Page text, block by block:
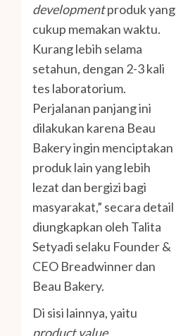
developmentproduk yang
cukup memakan waktu.
Kurang lebih selama
setahun, dengan 2-3 kali
tes laboratorium.
Perjalanan panjang ini
dilakukan karena Beau
Bakery ingin menciptakan
produk lain yang lebih
lezat dan bergizi bagi
masyarakat,” secara detail
diungkapkan oleh Talita
Setyadi selaku Founder &
CEO Breadwinner dan
Beau Bakery.
Di sisi lainnya, yaitu
product value